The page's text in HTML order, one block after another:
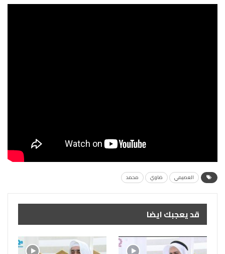
العصيمي ضاوي محمد
قد يعجبك ايضا